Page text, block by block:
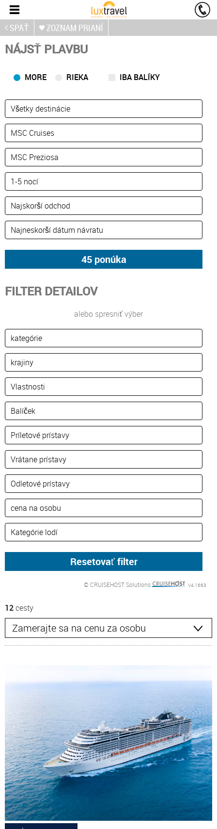
SPÄŤ ZOZNAM PRIANÍ
NÁJSŤ PLAVBU
MORE RIEKA IBA BALÍKY
FILTER DETAILOV
alebo spresniť výber
© CRUISEHOST Solutions V4.1663
12cesty